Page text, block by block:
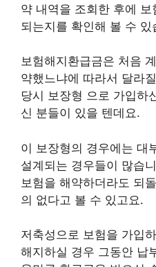
약 내역을 조회한 후에
되는지를 확인해 볼 수 있
보험해지환급금은 처음
약했느냐에 따라서 달라
당시 보장형 으로 가입하
신 분들이 있을 텐데요.
이 보장형의 경우에는 대
설계되는 경우들이 많습
보험을 해약하더라도 되
의 없다고 볼 수 있고요.
저축성으로 보험을 가입
해지하실 경우 그동안 납